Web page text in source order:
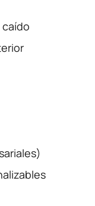
caído